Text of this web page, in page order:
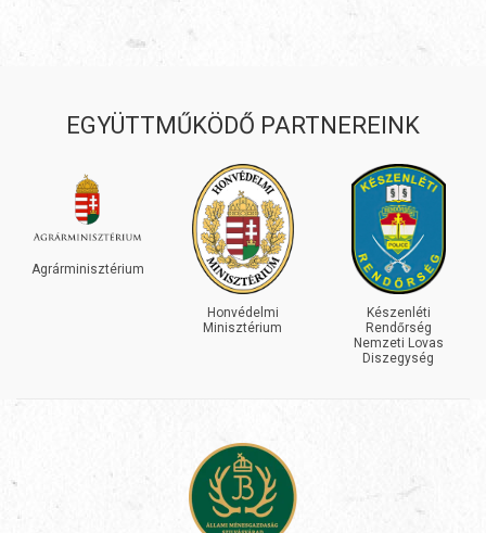
EGYÜTTMŰKÖDŐ PARTNEREINK
Agrárminisztérium
Honvédelmi
Minisztérium
Készenléti
Rendőrség
Nemzeti Lovas
Diszegység